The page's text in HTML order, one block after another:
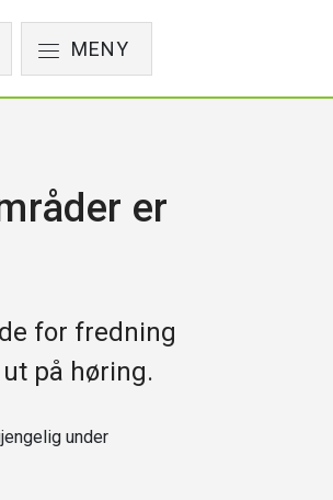
MENY
er
for fredning
på høring.
under